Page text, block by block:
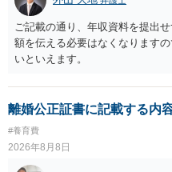
ご記載の通り、年収資料を提出
額を伝える必要はなくなります
いといえます。
離婚公正証書に記載する内
#養育費
2026年8月8日